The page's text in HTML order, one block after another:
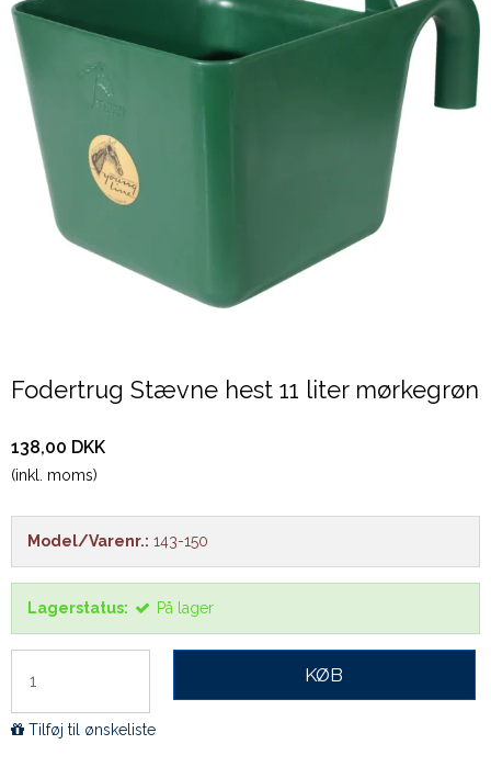
Fodertrug Stævne hest 11 liter mørkegrøn
138,00 DKK
(inkl. moms)
Model/Varenr.: 143-150
Lagerstatus: På lager
KØB
Tilføj til ønskeliste